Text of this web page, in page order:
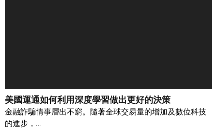
美國運通如何利用深度學習做出更好的決策
金融詐騙情事層出不窮。隨著全球交易量的增加及數位科技
的進步，…